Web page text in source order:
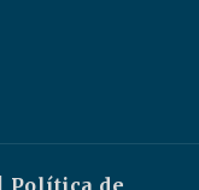
Política de